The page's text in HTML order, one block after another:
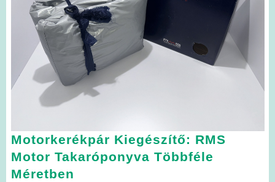
Motorkerékpár Kiegészítő: RMS
Motor Takaróponyva Többféle
Méretben